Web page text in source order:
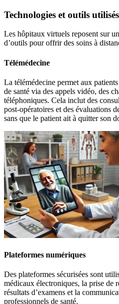
Technologies et outils utilisés
Les hôpitaux virtuels reposent sur
d’outils pour offrir des soins à
Télémédecine
La télémédecine permet aux
de santé via des appels vidéo, des
téléphoniques. Cela inclut des
post-opératoires et des évaluations
sans que le patient ait à quitter son
Plateformes numériques
Des plateformes sécurisées sont
médicaux électroniques, la prise de
résultats d’examens et la
professionnels de santé.